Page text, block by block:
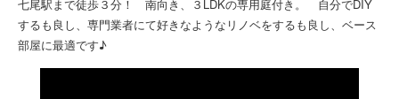
七尾駅まで徒歩３分！ 南向き、３LDKの専用庭付き。 自分でDIY
するも良し、専門業者にて好きなようなリノベをするも良し、ベース
部屋に最適です♪